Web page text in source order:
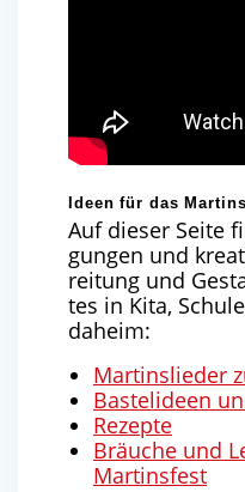
Ideen für das
Auf die­ser Sei­te
gun­gen und
rei­tung und
tes in Kita,
daheim:
Mar­tins­lie­der
Bas­tel­ideen
Rezep­te
Bräu­che und
Martinsfest